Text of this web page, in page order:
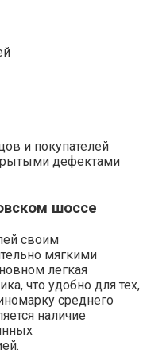
и покупателей
дефектами
шоссе
своим
мягкими
легкая
что удобно для тех,
среднего
наличие